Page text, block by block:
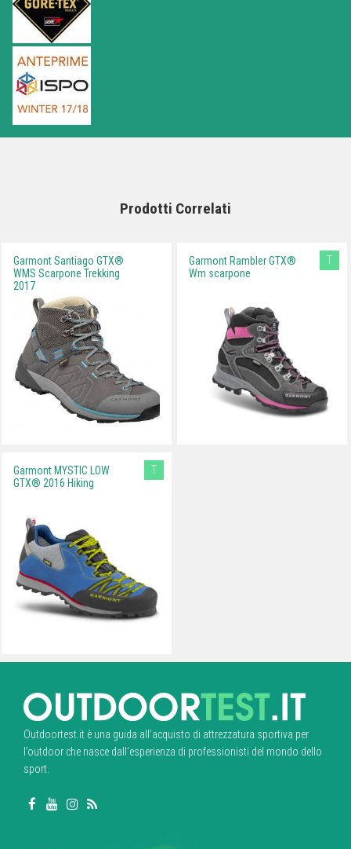
Prodotti Correlati
Garmont Santiago GTX®
WMS Scarpone Trekking
2017
Garmont Rambler GTX®
Wm scarpone
T
Garmont MYSTIC LOW
GTX® 2016 Hiking
T
Outdoortest.it è una guida all’acquisto di attrezzatura sportiva per
l’outdoor che nasce dall’esperienza di professionisti del mondo dello
sport.